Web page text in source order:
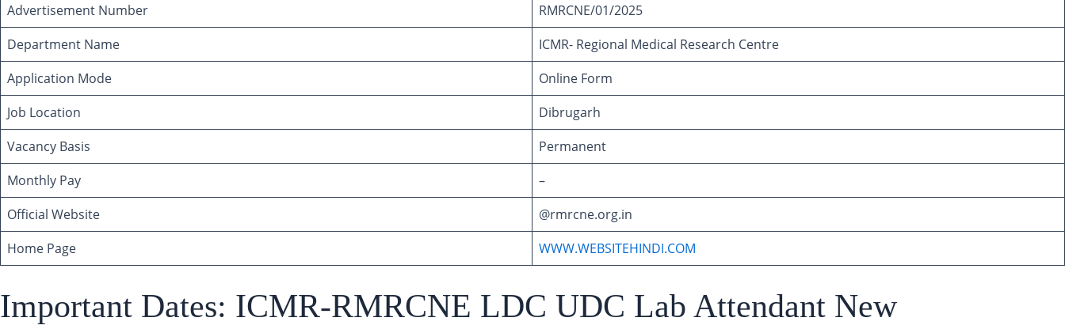
Advertisement Number
RMRCNE/01/2025
Department Name
ICMR- Regional Medical Research Centre
Application Mode
Online Form
Job Location
Dibrugarh
Vacancy Basis
Permanent
Monthly Pay
–
Official Website
@rmrcne.org.in
Home Page
WWW.WEBSITEHINDI.COM
Important Dates: ICMR-RMRCNE LDC UDC Lab Attendant New